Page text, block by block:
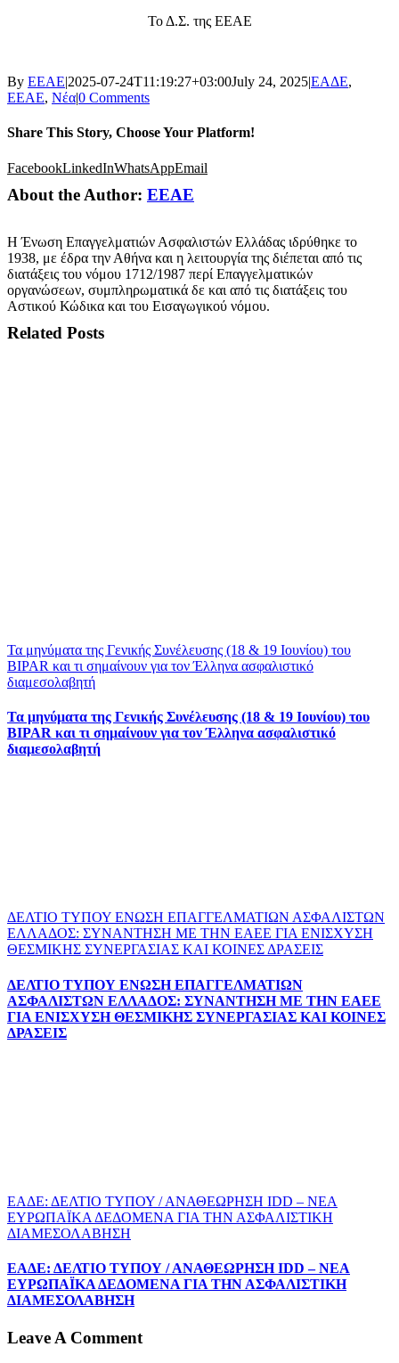
Το Δ.Σ. της ΕΕΑΕ
By ΕΕΑΕ|2025-07-24T11:19:27+03:00July 24, 2025|ΕΑΔΕ,
ΕΕΑΕ, Νέα|0 Comments
Share This Story, Choose Your Platform!
FacebookLinkedInWhatsAppEmail
About the Author: ΕΕΑΕ
Η Ένωση Επαγγελματιών Ασφαλιστών Ελλάδας ιδρύθηκε το
1938, με έδρα την Αθήνα και η λειτουργία της διέπεται από τις
διατάξεις του νόμου 1712/1987 περί Επαγγελματικών
οργανώσεων, συμπληρωματικά δε και από τις διατάξεις του
Αστικού Κώδικα και του Εισαγωγικού νόμου.
Related Posts
Τα μηνύματα της Γενικής Συνέλευσης (18 & 19 Ιουνίου) του
BIPAR και τι σημαίνουν για τον Έλληνα ασφαλιστικό
διαμεσολαβητή
Τα μηνύματα της Γενικής Συνέλευσης (18 & 19 Ιουνίου) του
BIPAR και τι σημαίνουν για τον Έλληνα ασφαλιστικό
διαμεσολαβητή
ΔΕΛΤΙΟ ΤΥΠΟΥ ΕΝΩΣΗ ΕΠΑΓΓΕΛΜΑΤΙΩΝ ΑΣΦΑΛΙΣΤΩΝ
ΕΛΛΑΔΟΣ: ΣΥΝΑΝΤΗΣΗ ΜΕ ΤΗΝ ΕΑΕΕ ΓΙΑ ΕΝΙΣΧΥΣΗ
ΘΕΣΜΙΚΗΣ ΣΥΝΕΡΓΑΣΙΑΣ ΚΑΙ ΚΟΙΝΕΣ ΔΡΑΣΕΙΣ
ΔΕΛΤΙΟ ΤΥΠΟΥ ΕΝΩΣΗ ΕΠΑΓΓΕΛΜΑΤΙΩΝ
ΑΣΦΑΛΙΣΤΩΝ ΕΛΛΑΔΟΣ: ΣΥΝΑΝΤΗΣΗ ΜΕ ΤΗΝ ΕΑΕΕ
ΓΙΑ ΕΝΙΣΧΥΣΗ ΘΕΣΜΙΚΗΣ ΣΥΝΕΡΓΑΣΙΑΣ ΚΑΙ ΚΟΙΝΕΣ
ΔΡΑΣΕΙΣ
EΑΔΕ: ΔΕΛΤΙΟ ΤΥΠΟΥ / ΑΝΑΘΕΩΡΗΣΗ IDD – ΝΕΑ
ΕΥΡΩΠΑΪΚΑ ΔΕΔΟΜΕΝΑ ΓΙΑ ΤΗΝ ΑΣΦΑΛΙΣΤΙΚΗ
ΔΙΑΜΕΣΟΛΑΒΗΣΗ
EΑΔΕ: ΔΕΛΤΙΟ ΤΥΠΟΥ / ΑΝΑΘΕΩΡΗΣΗ IDD – ΝΕΑ
ΕΥΡΩΠΑΪΚΑ ΔΕΔΟΜΕΝΑ ΓΙΑ ΤΗΝ ΑΣΦΑΛΙΣΤΙΚΗ
ΔΙΑΜΕΣΟΛΑΒΗΣΗ
Leave A Comment